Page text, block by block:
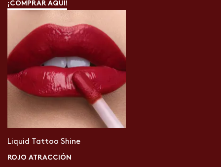
¡COMPRAR AQUÍ!
Liquid Tattoo Shine
ROJO ATRACCIÓN